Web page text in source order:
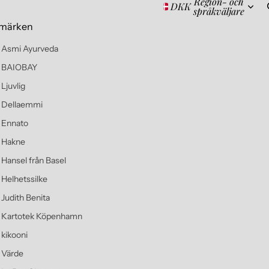
Asmi Ayurveda
BAIOBAY
Ljuvlig
Dellaemmi
Ennato
Hakne
Hansel från Basel
Helhetssilke
Judith Benita
Kartotek Köpenhamn
kikooni
Värde
DKKspråkväljare